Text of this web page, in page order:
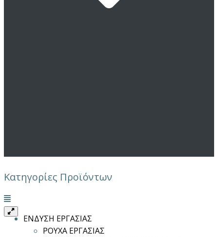
Κατηγορίες Προϊόντων
Μενού
ΕΝΔΥΣΗ ΕΡΓΑΣΙΑΣ
ΡΟΥΧΑ ΕΡΓΑΣΙΑΣ